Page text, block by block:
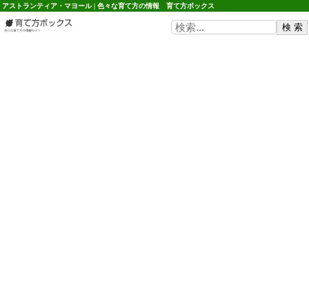
アストランティア・マヨール | 色々な育て方の情報 育て方ボックス